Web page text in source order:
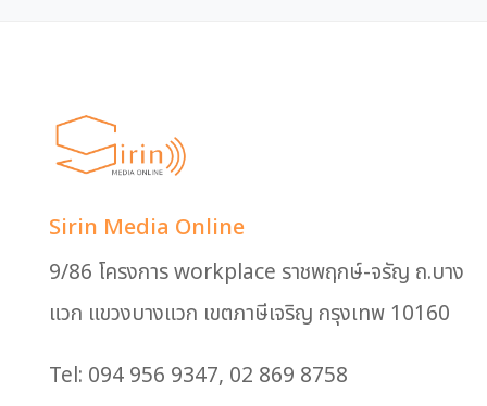
Sirin Media Online
9/86 โครงการ workplace ราชพฤกษ์-จรัญ ถ.บาง
แวก แขวงบางแวก เขตภาษีเจริญ กรุงเทพ 10160
Tel: 094 956 9347, 02 869 8758